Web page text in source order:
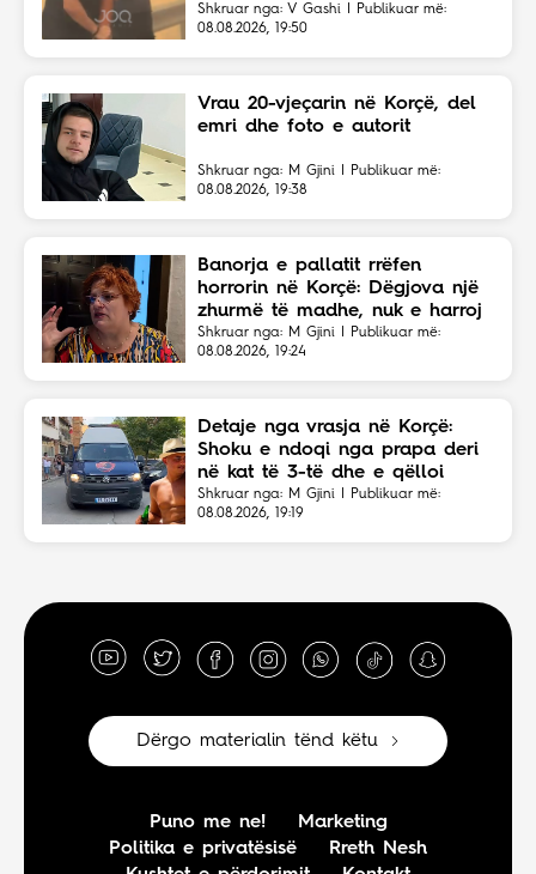
Shkruar nga: V Gashi | Publikuar më:
08.08.2026, 19:50
Vrau 20-vjeçarin në Korçë, del
emri dhe foto e autorit
Shkruar nga: M Gjini | Publikuar më:
08.08.2026, 19:38
Banorja e pallatit rrëfen
horrorin në Korçë: Dëgjova një
zhurmë të madhe, nuk e harroj
atë skenë
Shkruar nga: M Gjini | Publikuar më:
08.08.2026, 19:24
Detaje nga vrasja në Korçë:
Shoku e ndoqi nga prapa deri
në kat të 3-të dhe e qëlloi
Shkruar nga: M Gjini | Publikuar më:
08.08.2026, 19:19
Dërgo materialin tënd këtu
Puno me ne!
Marketing
Politika e privatësisë
Rreth Nesh